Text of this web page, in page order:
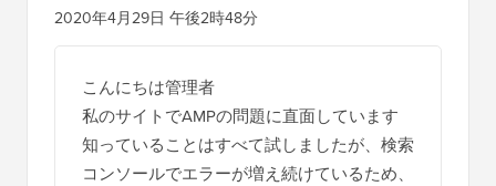
2020年4月29日 午後2時48分
こんにちは管理者
私のサイトでAMPの問題に直面しています
知っていることはすべて試しましたが、検索
コンソールでエラーが増え続けているため、